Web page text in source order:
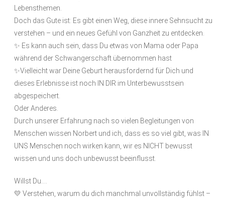
Lebensthemen.
Doch das Gute ist: Es gibt einen Weg, diese innere Sehnsucht zu
verstehen – und ein neues Gefühl von Ganzheit zu entdecken.
✨ Es kann auch sein, dass Du etwas von Mama oder Papa
während der Schwangerschaft übernommen hast
✨Vielleicht war Deine Geburt herausfordernd für Dich und
dieses Erlebnisse ist noch IN DIR im Unterbewusstsein
abgespeichert.
Oder Anderes.
Durch unserer Erfahrung nach so vielen Begleitungen von
Menschen wissen Norbert und ich, dass es so viel gibt, was IN
UNS Menschen noch wirken kann, wir es NICHT bewusst
wissen und uns doch unbewusst beeinflusst.
Willst Du….
💛 Verstehen, warum du dich manchmal unvollständig fühlst –